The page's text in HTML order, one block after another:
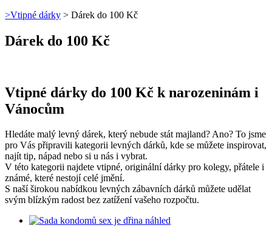
>Vtipné dárky > Dárek do 100 Kč
Dárek do 100 Kč
Vtipné dárky do 100 Kč k narozeninám i
Vánocům
Hledáte malý levný dárek, který nebude stát majland? Ano? To jsme
pro Vás připravili kategorii levných dárků, kde se můžete inspirovat,
najít tip, nápad nebo si u nás i vybrat.
V této kategorii najdete vtipné, originální dárky pro kolegy, přátele i
známé, které nestojí celé jmění.
S naší širokou nabídkou levných zábavních dárků můžete udělat
svým blízkým radost bez zatížení vašeho rozpočtu.
náhled